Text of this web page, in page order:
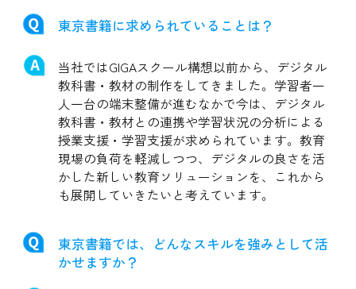
東京書籍に求められていることは？
当社ではGIGAスクール構想以前から、デジタル
教科書・教材の制作をしてきました。学習者一
人一台の端末整備が進むなかで今は、デジタル
教科書・教材との連携や学習状況の分析による
授業支援・学習支援が求められています。教育
現場の負荷を軽減しつつ、デジタルの良さを活
かした新しい教育ソリューションを、これから
も展開していきたいと考えています。
東京書籍では、どんなスキルを強みとして活
かせますか？